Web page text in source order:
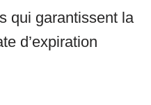
qui garantissent la
d’expiration